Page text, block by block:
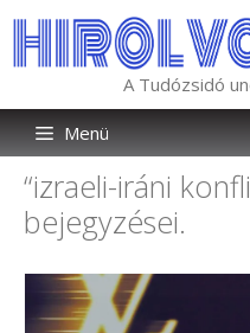
tartalomba
A Tudózsidó
Menü
“izraeli-iráni
bejegyzései.